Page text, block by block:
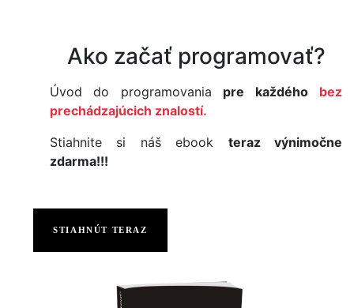
Ako začať programovať?
Úvod do programovania pre každého
bez
prechádzajúcich znalostí.
Stiahnite si náš ebook teraz výnimočne
zdarma!!!
STIAHNÚT TERAZ